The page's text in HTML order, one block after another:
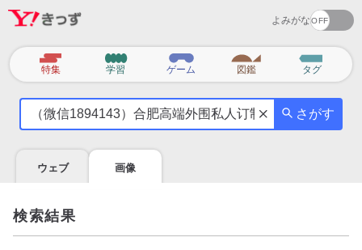
よみがな
カ
テ
特集 学習 ゲーム 図鑑 タグ
気
を
調
べ
さがす
ウェブ 画像
検索結果